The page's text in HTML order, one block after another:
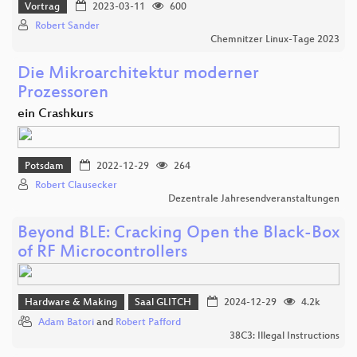
Vortrag 2023-03-11
600
Robert Sander
Chemnitzer Linux-Tage 2023
Die Mikroarchitektur moderner
Prozessoren
ein Crashkurs
Potsdam 2022-12-29
264
Robert Clausecker
Dezentrale Jahresendveranstaltungen
Beyond BLE: Cracking Open the Black-Box
of RF Microcontrollers
Hardware & Making Saal GLITCH 2024-12-29
4.2k
Adam Batori and Robert Pafford
38C3: Illegal Instructions